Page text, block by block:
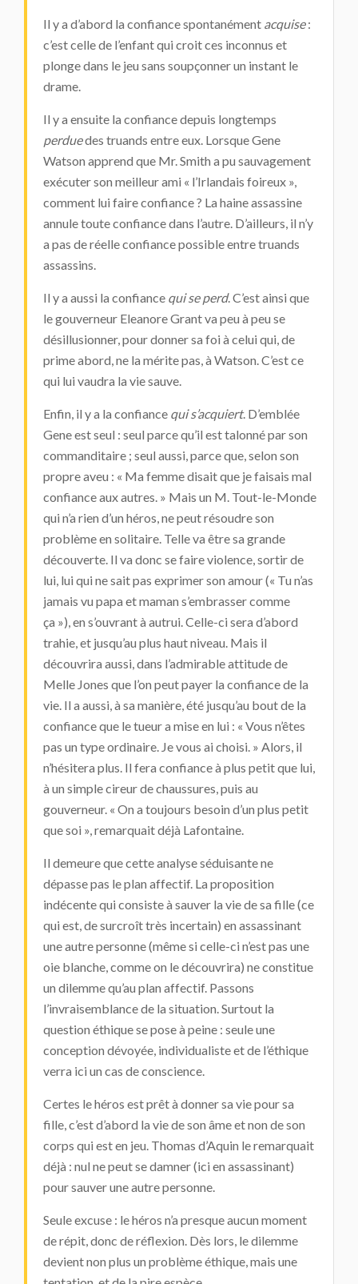
Il y a d’abord la confiance spontanément acquise:
c’est celle de l’enfant qui croit ces inconnus et
plonge dans le jeu sans soupçonner un instant le
drame.
Il y a ensuite la confiance depuis longtemps
perduedes truands entre eux. Lorsque Gene
Watson apprend que Mr. Smith a pu sauvagement
exécuter son meilleur ami « l’Irlandais foireux »,
comment lui faire confiance ? La haine assassine
annule toute confiance dans l’autre. D’ailleurs, il n’y
a pas de réelle confiance possible entre truands
assassins.
Il y a aussi la confiance qui se perd. C’est ainsi que
le gouverneur Eleanore Grant va peu à peu se
désillusionner, pour donner sa foi à celui qui, de
prime abord, ne la mérite pas, à Watson. C’est ce
qui lui vaudra la vie sauve.
Enfin, il y a la confiance qui s’acquiert. D’emblée
Gene est seul : seul parce qu’il est talonné par son
commanditaire ; seul aussi, parce que, selon son
propre aveu : « Ma femme disait que je faisais mal
confiance aux autres. » Mais un M. Tout-le-Monde
qui n’a rien d’un héros, ne peut résoudre son
problème en solitaire. Telle va être sa grande
découverte. Il va donc se faire violence, sortir de
lui, lui qui ne sait pas exprimer son amour (« Tu n’as
jamais vu papa et maman s’embrasser comme
ça »), en s’ouvrant à autrui. Celle-ci sera d’abord
trahie, et jusqu’au plus haut niveau. Mais il
découvrira aussi, dans l’admirable attitude de
Melle Jones que l’on peut payer la confiance de la
vie. Il a aussi, à sa manière, été jusqu’au bout de la
confiance que le tueur a mise en lui : « Vous n’êtes
pas un type ordinaire. Je vous ai choisi. » Alors, il
n’hésitera plus. Il fera confiance à plus petit que lui,
à un simple cireur de chaussures, puis au
gouverneur. « On a toujours besoin d’un plus petit
que soi », remarquait déjà Lafontaine.
Il demeure que cette analyse séduisante ne
dépasse pas le plan affectif. La proposition
indécente qui consiste à sauver la vie de sa fille (ce
qui est, de surcroît très incertain) en assassinant
une autre personne (même si celle-ci n’est pas une
oie blanche, comme on le découvrira) ne constitue
un dilemme qu’au plan affectif. Passons
l’invraisemblance de la situation. Surtout la
question éthique se pose à peine : seule une
conception dévoyée, individualiste et de l’éthique
verra ici un cas de conscience.
Certes le héros est prêt à donner sa vie pour sa
fille, c’est d’abord la vie de son âme et non de son
corps qui est en jeu. Thomas d’Aquin le remarquait
déjà : nul ne peut se damner (ici en assassinant)
pour sauver une autre personne.
Seule excuse : le héros n’a presque aucun moment
de répit, donc de réflexion. Dès lors, le dilemme
devient non plus un problème éthique, mais une